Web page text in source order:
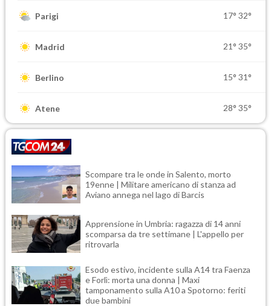
Parigi 17° 32°
Madrid 21° 35°
Berlino 15° 31°
Atene 28° 35°
Scompare tra le onde in Salento, morto
19enne | Militare americano di stanza ad
Aviano annega nel lago di Barcis
Apprensione in Umbria: ragazza di 14 anni
scomparsa da tre settimane | L'appello per
ritrovarla
Esodo estivo, incidente sulla A14 tra Faenza
e Forlì: morta una donna | Maxi
tamponamento sulla A10 a Spotorno: feriti
due bambini